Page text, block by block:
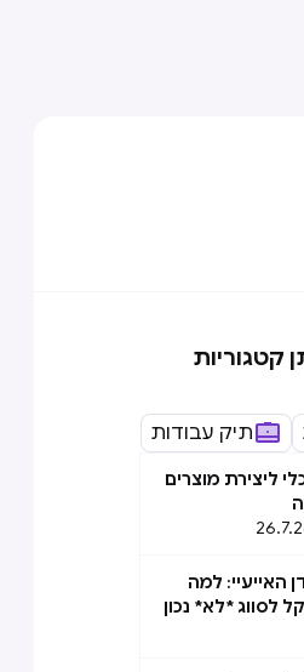
קטגוריות
תיק עבודות
ליצירת מוצרים
האייעיי: למה
לסווג *לא* נכון